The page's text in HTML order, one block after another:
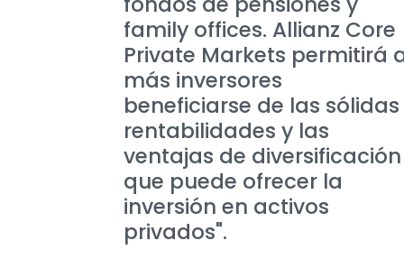
family offices. Allianz Core
Private Markets permitirá
más inversores
beneficiarse de las sólidas
rentabilidades y las
ventajas de diversificación
que puede ofrecer la
inversión en activos
privados".